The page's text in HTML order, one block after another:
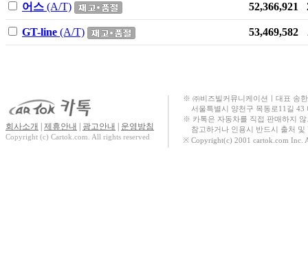
드
The all new 코나
The new PV5
EV3
어스 (A/T) 52,366,921
GT-line (A/T) 53,469,582
회사소개 제휴안내 광고안내 운영방침
Copyright (c) Cartok.com. All rights reserved
※ ㈜비즈빌커뮤니케이션ㅣ대표 송
서울특별시 양천구 목동로11길
※ 카톡은 자동차를 직접 판매하지
참고하거나 인용시 반드시 출처 및
※ Copyright(c) 2001 cartok.com Inc.